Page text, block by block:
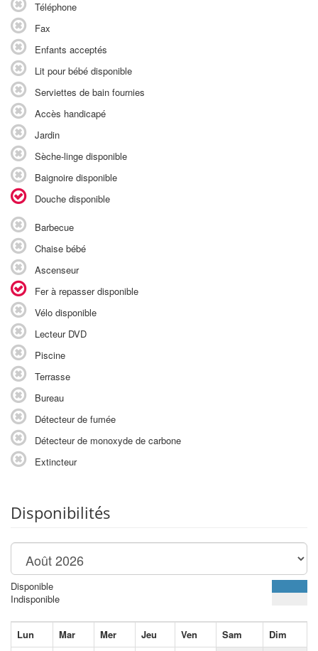
Téléphone
Fax
Enfants acceptés
Lit pour bébé disponible
Serviettes de bain fournies
Accès handicapé
Jardin
Sèche-linge disponible
Baignoire disponible
Douche disponible
Barbecue
Chaise bébé
Ascenseur
Fer à repasser disponible
Vélo disponible
Lecteur DVD
Piscine
Terrasse
Bureau
Détecteur de fumée
Détecteur de monoxyde de carbone
Extincteur
Disponibilités
Disponible
Indisponible
Lun Mar Mer Jeu Ven Sam
Dim